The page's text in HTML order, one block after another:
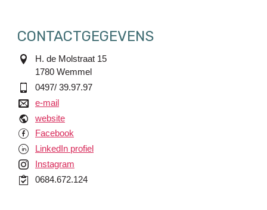
CONTACTGEGEVENS
adresH. de Molstraat 15
1780 Wemmel
GSM0497/ 39.97.97
e-maile-mail
websitewebsite
Facebook
Facebook
LinkedInLinkedIn profiel
Instagram
Instagram
Handelsregister2
0684.672.124